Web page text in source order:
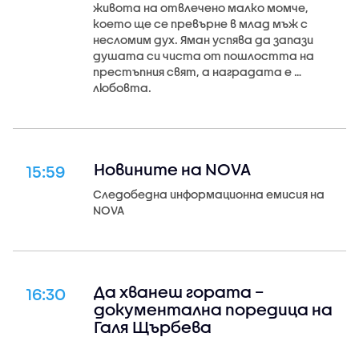
живота на отвлечено малко момче,
което ще се превърне в млад мъж с
несломим дух. Яман успява да запази
душата си чиста от пошлостта на
престъпния свят, а наградата е …
любовта.
15:59 Новините на NOVA
Следобедна информационна емисия на
NOVA
16:30
Да хванеш гората –
документална поредица на
Галя Щърбева